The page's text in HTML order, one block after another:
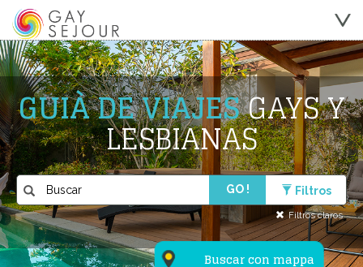
Buscar con mappa
GUIÀ DE VIAJESGAYS Y
LESBIANAS
GO ! Filtros
Filtros claros